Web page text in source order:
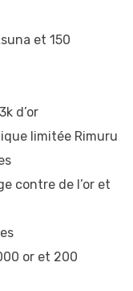
et 150
d’or
limitée Rimuru
contre de l’or et
or et 200